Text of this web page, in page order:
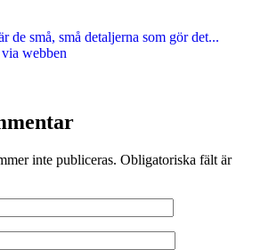
de små, små detaljerna som gör det...
webben
inte publiceras. Obligatoriska fält är